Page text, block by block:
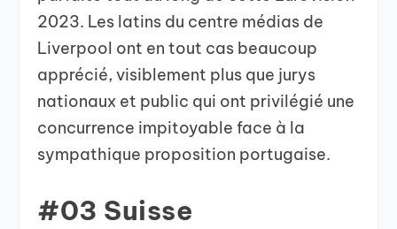
2023. Les latins du centre médias de
Liverpool ont en tout cas beaucoup
apprécié, visiblement plus que jurys
nationaux et public qui ont privilégié une
concurrence impitoyable face à la
sympathique proposition portugaise.
#03 Suisse